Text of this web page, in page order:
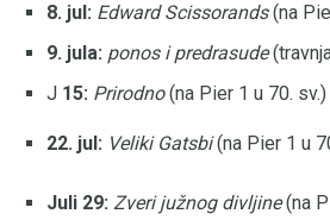
8. jul: Edward Scissorands(na
9. jula: ponos i predrasude
J 15: Prirodno(na Pier 1 u 70. sv.)
22. jul: Veliki Gatsbi(na Pier 1 u
Juli 29: Zveri južnog divljine(na